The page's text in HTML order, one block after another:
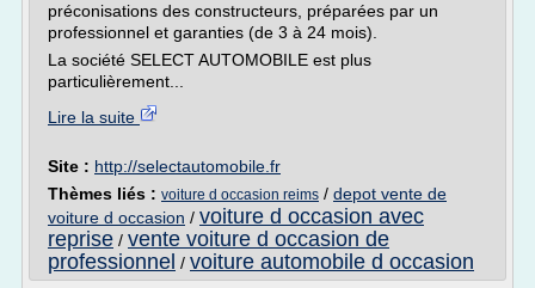
préconisations des constructeurs, préparées par un
professionnel et garanties (de 3 à 24 mois).
La société SELECT AUTOMOBILE est plus
particulièrement...
Lire la suite
Site : http://selectautomobile.fr
Thèmes liés : voiture d occasion reims / depot vente de
voiture d occasion / voiture d occasion avec
reprise / vente voiture d occasion de
professionnel / voiture automobile d occasion